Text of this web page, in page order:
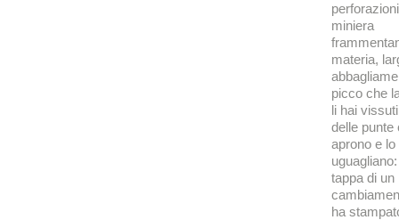
miniera
materia,
picco che
li hai
delle punte
aprono e lo
tappa di un
ha